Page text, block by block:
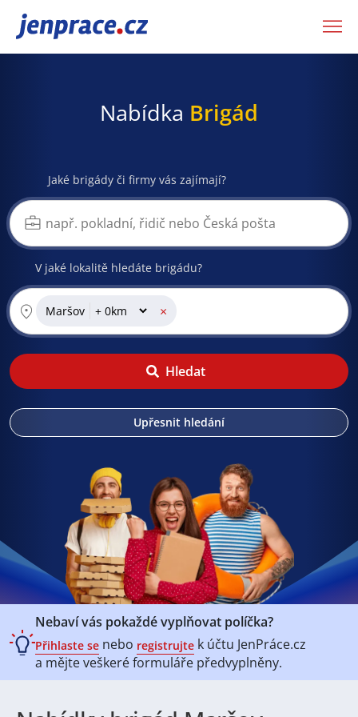
JenPráce.cz
Nabídka Brigád
Jaké brigády či firmy vás zajímají?
V jaké lokalitě hledáte brigádu?
Maršov ×
Hledat
Upřesnit hledání
Nebaví vás pokaždé vyplňovat políčka?
Přihlaste se nebo registrujte k účtu JenPráce.cz
a mějte veškeréformuláře předvyplněny.